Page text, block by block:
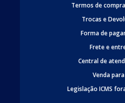
Termos de
Trocas e
Forma de
Frete e
Central de
Venda para
Legislação ICMS